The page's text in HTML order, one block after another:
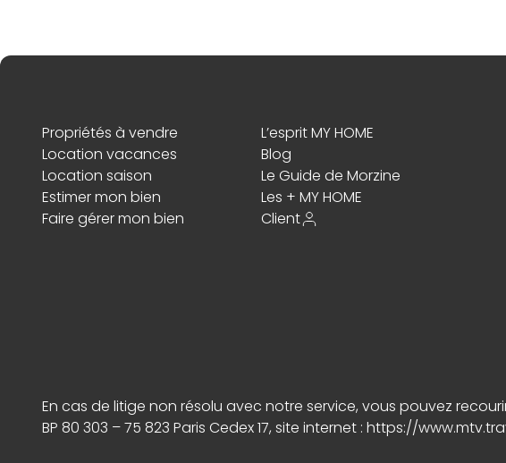
Propriétés à vendre
L’esprit MY HOME
Location vacances
Blog
Location saison
Le Guide de Morzine
Estimer mon bien
Les + MY HOME
Faire gérer mon bien
Client
En cas de litige non résolu avec notre service, vous pouvez
BP 80 303 – 75 823 Paris Cedex 17, site internet : https://